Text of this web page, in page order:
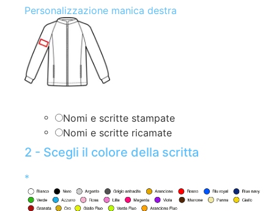
Personalizzazione manica destra
Nomi e scritte stampate
Nomi e scritte ricamate
2 - Scegli il colore della scritta
*